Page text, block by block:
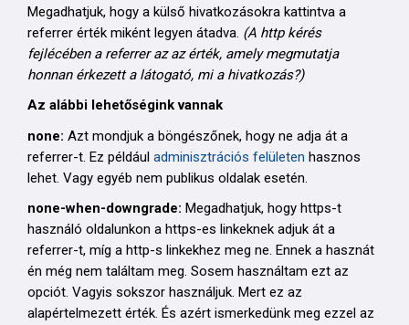
Megadhatjuk, hogy a külső hivatkozásokra kattintva a
referrer érték miként legyen átadva. (A http kérés
fejlécében a referrer az az érték, amely megmutatja
honnan érkezett a látogató, mi a hivatkozás?)
Az alábbi lehetőségink vannak
none: Azt mondjuk a böngészőnek, hogy ne adja át a
referrer-t. Ez például adminisztrációs felületen hasznos
lehet. Vagy egyéb nem publikus oldalak esetén.
none-when-downgrade: Megadhatjuk, hogy https-t
használó oldalunkon a https-es linkeknek adjuk át a
referrer-t, míg a http-s linkekhez meg ne. Ennek a hasznát
én még nem találtam meg. Sosem használtam ezt az
opciót. Vagyis sokszor használjuk. Mert ez az
alapértelmezett érték. És azért ismerkedünk meg ezzel az